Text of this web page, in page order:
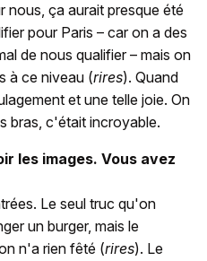
nous, ça aurait presque été
pour Paris – car on a des
de nous qualifier – mais on
à ce niveau (rires). Quand
et une telle joie. On
bras, c'était incroyable.
les images. Vous avez
Le seul truc qu'on
un burger, mais le
n'a rien fêté (rires). Le